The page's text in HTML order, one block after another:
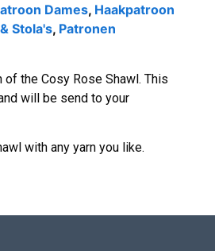
Dames, Haakpatroon
Stola's, Patronen
of the Cosy Rose Shawl. This
will be send to your
with any yarn you like.